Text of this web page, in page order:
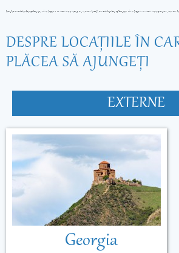
DESPRE LOCAŢIILE ÎN
PLĂCEA SĂ AJUNGEŢI
EXTERNE
Georgia